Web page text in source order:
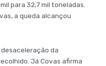
para 32,7 mil toneladas.
a queda alcançou
desaceleração da
Já Covas afirma